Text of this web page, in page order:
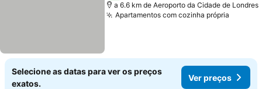
a 6.6 km de Aeroporto da Cidade de Londres
Apartamentos com cozinha própria
Selecione as datas para ver os preços
exatos.
Ver preços